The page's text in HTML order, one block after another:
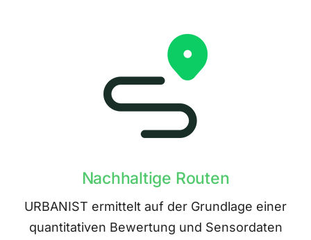
Nachhaltige Routen
URBANIST ermittelt auf der Grundlage einer
quantitativen Bewertung und Sensordaten